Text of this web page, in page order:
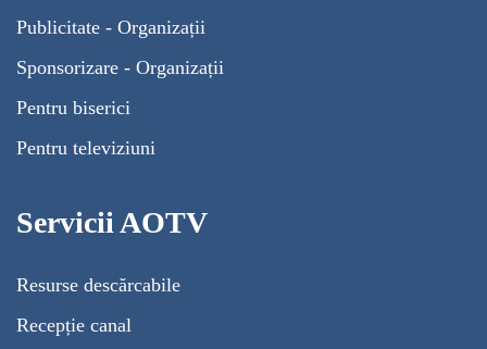
Publicitate - Organizații
Sponsorizare - Organizații
Pentru biserici
Pentru televiziuni
Servicii AOTV
Resurse descărcabile
Recepție canal